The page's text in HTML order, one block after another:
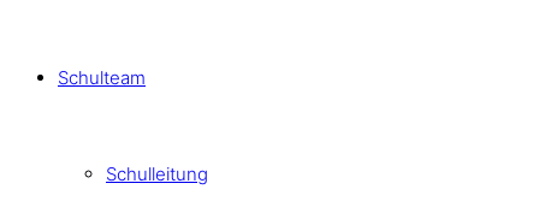
Schulteam
Schulleitung